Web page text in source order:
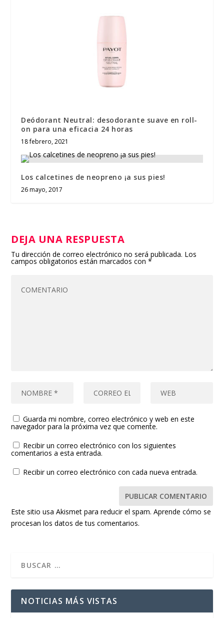
Deódorant Neutral: desodorante suave en roll-
on para una eficacia 24 horas
18 febrero, 2021
Los calcetines de neopreno ¡a sus pies!
26 mayo, 2017
DEJA UNA RESPUESTA
Tu dirección de correo electrónico no será publicada. Los
campos obligatorios están marcados con*
Guarda mi nombre, correo electrónico y web en este
navegador para la próxima vez que comente.
Recibir un correo electrónico con los siguientes
comentarios a esta entrada.
Recibir un correo electrónico con cada nueva entrada.
Este sitio usa Akismet para reducir el spam.Aprende cómo se
procesan los datos de tus comentarios.
NOTICIAS MÁS VISTAS